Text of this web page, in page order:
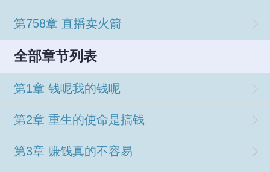
第758章 直播卖火箭
全部章节列表
第1章 钱呢我的钱呢
第2章 重生的使命是搞钱
第3章 赚钱真的不容易